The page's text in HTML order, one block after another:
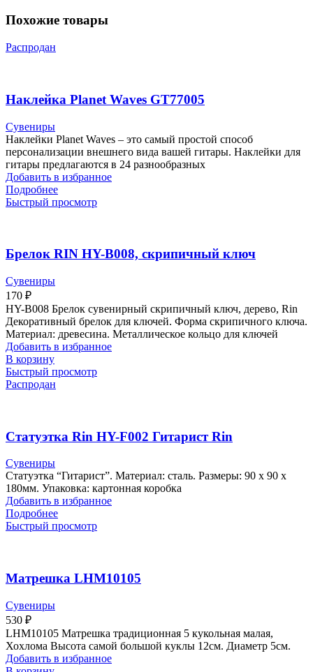
Похожие товары
Распродан
Наклейка Planet Waves GT77005
Сувениры
Наклейки Planet Waves – это самый простой способ
персонализации внешнего вида вашей гитары. Наклейки для
гитары предлагаются в 24 разнообразных
Добавить в избранное
Подробнее
Быстрый просмотр
Брелок RIN HY-B008, скрипичный ключ
Сувениры
170 ₽
HY-B008 Брелок сувенирный скрипичный ключ, дерево, Rin
Декоративный брелок для ключей. Форма скрипичного ключа.
Материал: древесина. Металлическое кольцо для ключей
Добавить в избранное
В корзину
Быстрый просмотр
Распродан
Статуэтка Rin HY-F002 Гитарист Rin
Сувениры
Статуэтка “Гитарист”. Материал: сталь. Размеры: 90 х 90 х
180мм. Упаковка: картонная коробка
Добавить в избранное
Подробнее
Быстрый просмотр
Матрешка LHM10105
Сувениры
530 ₽
LHM10105 Матрешка традиционная 5 кукольная малая,
Хохлома Высота самой большой куклы 12см. Диаметр 5см.
Добавить в избранное